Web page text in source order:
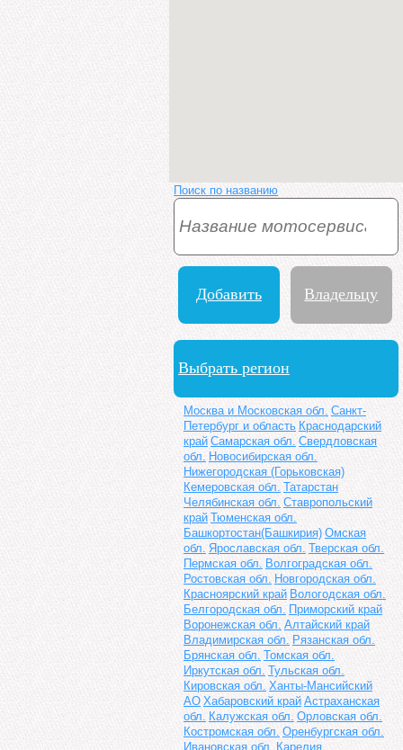
Поиск по названию
Добавить Владельцу
Выбрать регион
Москва и Московская обл. Санкт-
Петербург и область Краснодарский
край Самарская обл. Свердловская
обл. Новосибирская обл.
Нижегородская (Горьковская)
Кемеровская обл. Татарстан
Челябинская обл. Ставропольский
край Тюменская обл.
Башкортостан(Башкирия) Омская
обл. Ярославская обл. Тверская обл.
Пермская обл. Волгоградская обл.
Ростовская обл. Новгородская обл.
Красноярский край Вологодская обл.
Белгородская обл. Приморский край
Воронежская обл. Алтайский край
Владимирская обл. Рязанская обл.
Брянская обл. Томская обл.
Иркутская обл. Тульская обл.
Кировская обл. Ханты-Мансийский
АО Хабаровский край Астраханская
обл. Калужская обл. Орловская обл.
Костромская обл. Оренбургская обл.
Ивановская обл. Карелия